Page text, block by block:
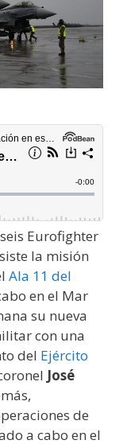
Eurofighter
la misión
Ala 11 del
en el Mar
su nueva
con una
del Ejército
José
de
a cabo en el